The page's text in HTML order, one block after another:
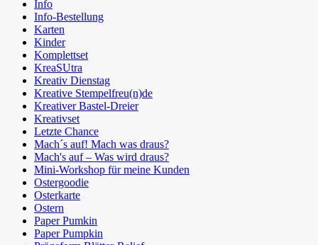
Info
Info-Bestellung
Karten
Kinder
Komplettset
KreaSUtra
Kreativ Dienstag
Kreative Stempelfreu(n)de
Kreativer Bastel-Dreier
Kreativset
Letzte Chance
Mach´s auf! Mach was draus?
Mach's auf – Was wird draus?
Mini-Workshop für meine Kunden
Ostergoodie
Osterkarte
Ostern
Paper Pumkin
Paper Pumpkin